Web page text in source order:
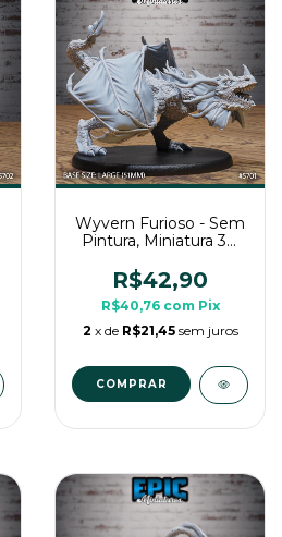
Wyvern Furioso - Sem
Pintura, Miniatura 3D
Mesa
R$42,90
R$40,76 com Pix
2 x de R$21,45 sem juros